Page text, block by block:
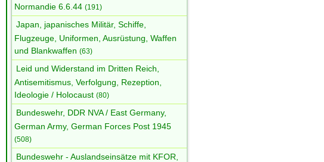
Normandie 6.6.44 (191)
Japan, japanisches Militär, Schiffe,
Flugzeuge, Uniformen, Ausrüstung, Waffen
und Blankwaffen (63)
Leid und Widerstand im Dritten Reich,
Antisemitismus, Verfolgung, Rezeption,
Ideologie / Holocaust (80)
Bundeswehr, DDR NVA / East Germany,
German Army, German Forces Post 1945
(508)
Bundeswehr - Auslandseinsätze mit KFOR,